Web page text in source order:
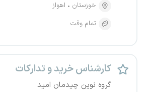
خوزستان
اهواز
تمام وقت
کارشناس خرید و تدارکات
گروه نوین چیدمان امید